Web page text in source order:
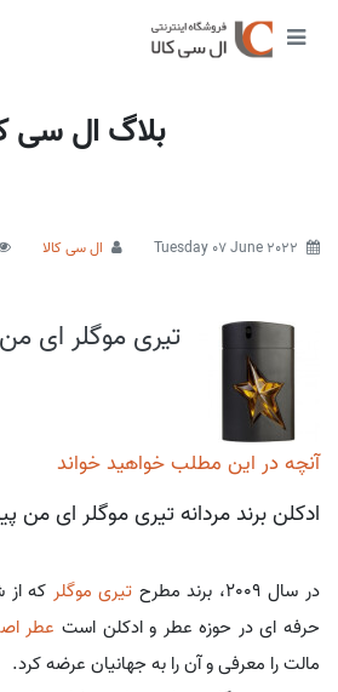
بلاگ ال سی
Tuesday 07 June 2022 ال سی کالا
تیری موگلر ای
آنچه در این مطلب خواهید خواند
ادکلن برند مردانه تیری موگلر ای من
در سال 2009، برند مطرح تیری موگلر که
حرفه ای در حوزه عطر و ادکلن است عطر
مالت را معرفی و آن را به جهانیان عرضه کرد.